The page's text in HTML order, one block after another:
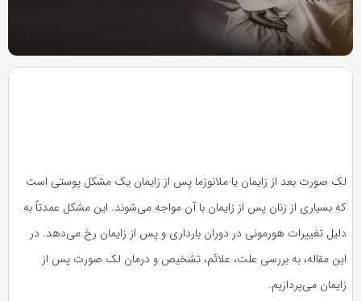
لک صورت بعد از زایمان یا ملانوزما پس از زایمان یک مشکل پوستی است
که بسیاری از زنان پس از زایمان با آن مواجه می‌شوند. این مشکل عمدتاً به
دلیل تغییرات هورمونی در دوران بارداری و پس از زایمان رخ می‌دهد. در
این مقاله، به بررسی علت، علائم، تشخیص و درمان لک صورت پس از
زایمان می‌پردازیم.